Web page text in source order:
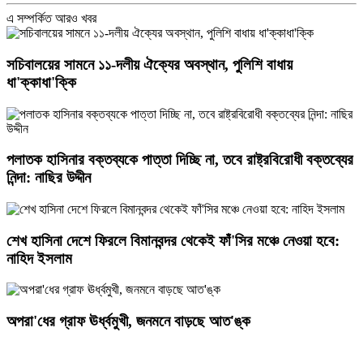
এ সম্পর্কিত আরও খবর
সচিবালয়ের সামনে ১১-দলীয় ঐক্যের অবস্থান, পুলিশি বাধায়
ধা'ক্কাধা'ক্কি
পলাতক হাসিনার বক্তব্যকে পাত্তা দিচ্ছি না, তবে রাষ্ট্রবিরোধী বক্তব্যের
নিন্দা: নাছির উদ্দীন
শেখ হাসিনা দেশে ফিরলে বিমানবন্দর থেকেই ফাঁ'সির মঞ্চে নেওয়া হবে:
নাহিদ ইসলাম
অপরা'ধের গ্রাফ ঊর্ধ্বমুখী, জনমনে বাড়ছে আত'ঙ্ক